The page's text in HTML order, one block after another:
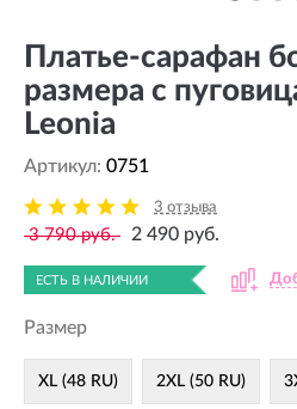
Платье-сарафан
размера с
Leonia
Артикул: 0751
3 отзыва
3 790 руб. 2 490 руб.
ЕСТЬ В НАЛИЧИИ
Размер
XL (48 RU) 2XL (50 RU)